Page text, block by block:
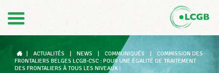
DE
ACTUALITÉS NEWS COMMUNIQUÉS
COMMISSION DES
FRONTALIERS BELGES LCGB-CSC : POUR UNE ÉGALITÉ DE TRAITEMENT
DES FRONTALIERS À TOUS LES NIVEAUX !